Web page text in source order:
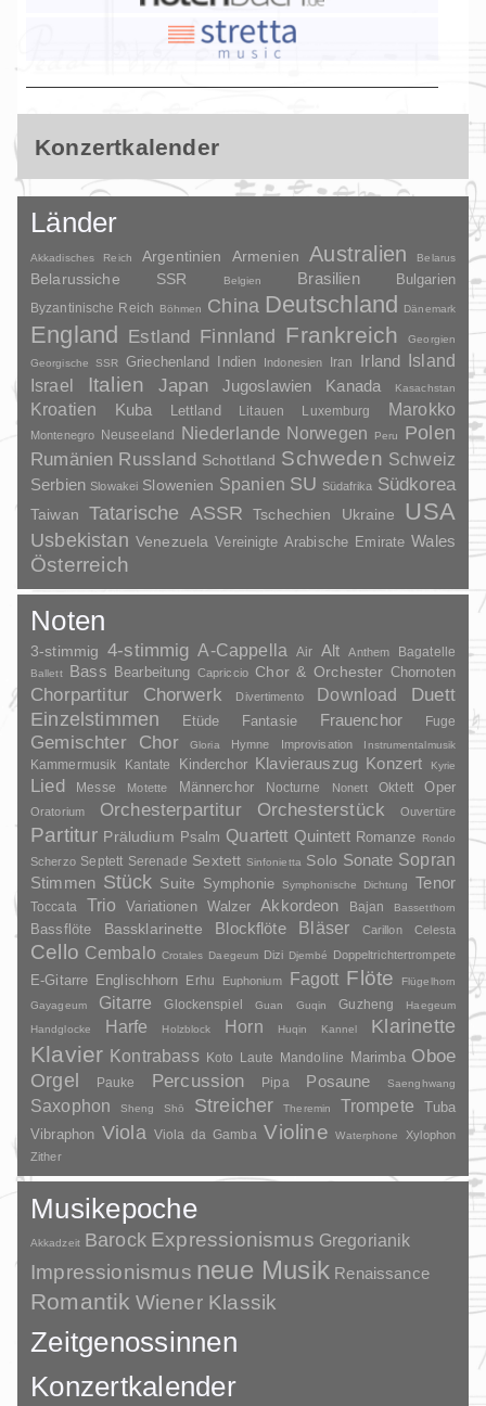
Konzertkalender
Länder
Akkadisches Reich Argentinien Armenien Australien Belarus
Belarussiche SSR Belgien Brasilien Bulgarien
Byzantinische Reich Böhmen China Deutschland Dänemark
England Estland Finnland Frankreich
Georgien
Georgische SSR
Griechenland Indien Indonesien Iran Irland
Island
Israel
Italien Japan Jugoslawien Kanada Kasachstan
Kroatien Kuba Lettland Litauen Luxemburg Marokko
Montenegro Neuseeland Niederlande Norwegen Peru
Polen
Rumänien Russland Schottland Schweden Schweiz
Serbien Slowakei Slowenien Spanien SU Südafrika Südkorea
Taiwan Tatarische ASSR Tschechien Ukraine USA
Usbekistan Venezuela Vereinigte Arabische Emirate Wales
Österreich
Noten
3-stimmig 4-stimmig A-Cappella Air Alt Anthem Bagatelle
Ballett Bass Bearbeitung Capriccio Chor & Orchester Chornoten
Chorpartitur Chorwerk Divertimento Download
Duett
Einzelstimmen
Etüde Fantasie Frauenchor Fuge
Gemischter Chor Gloria Hymne Improvisation Instrumentalmusik
Kammermusik Kantate Kinderchor Klavierauszug Konzert Kyrie
Lied Messe Motette Männerchor Nocturne Nonett Oktett Oper
Oratorium Orchesterpartitur Orchesterstück Ouvertüre
Partitur Präludium Psalm Quartett Quintett Romanze Rondo
Scherzo Septett Serenade Sextett Sinfonietta Solo Sonate Sopran
Stimmen Stück Suite Symphonie Symphonische Dichtung Tenor
Toccata Trio Variationen Walzer Akkordeon Bajan Bassetthorn
Bassflöte Bassklarinette Blockflöte Bläser Carillon Celesta
Cello Cembalo Crotales Daegeum Dizi Djembé Doppeltrichtertrompete
E-Gitarre Englischhorn Erhu Euphonium Fagott Flöte
Flügelhorn
Gayageum
Gitarre Glockenspiel Guan Guqin Guzheng
Haegeum
Handglocke
Harfe Holzblock Horn Huqin Kannel Klarinette
Klavier Kontrabass Koto Laute Mandoline Marimba Oboe
Orgel Pauke Percussion Pipa Posaune Saenghwang
Saxophon Sheng Shō Streicher Theremin Trompete
Tuba
Vibraphon Viola Viola da Gamba Violine Waterphone
Xylophon
Zither
Musikepoche
Akkadzeit Barock Expressionismus Gregorianik
Impressionismus neue Musik Renaissance
Romantik Wiener Klassik
Zeitgenossinnen
Konzertkalender